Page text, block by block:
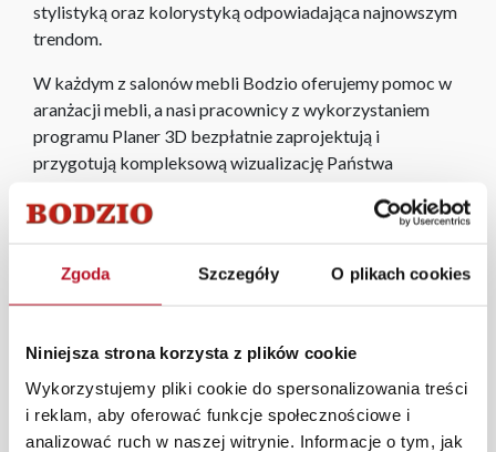
Zgoda Szczegóły O plikach cookies
Niniejsza strona korzysta z plików cookie
Wykorzystujemy pliki cookie do spersonalizowania treści
i reklam, aby oferować funkcje społecznościowe i
analizować ruch w naszej witrynie. Informacje o tym, jak
stylistyką oraz kolorystyką odpowiadająca najnowszym
trendom.
W każdym z salonów mebli Bodzio oferujemy pomoc w
aranżacji mebli, a nasi pracownicy z wykorzystaniem
programu Planer 3D bezpłatnie zaprojektują i
przygotują kompleksową wizualizację Państwa
złożone w sklepie stacjonarnym dostarczymy do 3 dni
zamówień internetowych czas dostawy wynosi do 5 dni
niezależnie od miejsca złożenia zamówienia.
Zdjęcia produktów mają charakter poglądowy.
Rzeczywiste kolory i struktura materiałów mogą różnić
się od widocznych na ekranie, zależnie od ustawień